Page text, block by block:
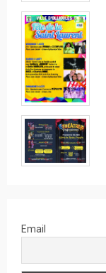
Email